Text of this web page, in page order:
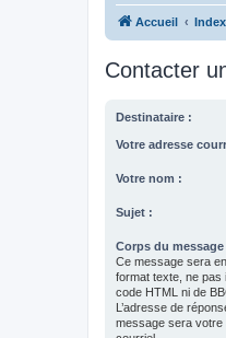
Accueil
Contacter
Destinataire :
Votre adresse
Votre nom :
Sujet :
Corps du message
Ce message sera
format texte, ne pas
code HTML ni de
L’adresse de
message sera votre